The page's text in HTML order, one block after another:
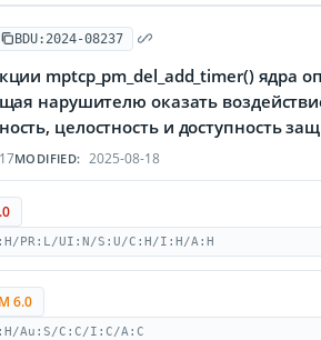
BDU:2024-08237
mptcp_pm_del_add_timer() ядра
нарушителю оказать
целостность и доступность
MODIFIED: 2025-08-18
PR:L/UI:N/S:U/C:H/I:H/A:H
6.0
Au:S/C:C/I:C/A:C